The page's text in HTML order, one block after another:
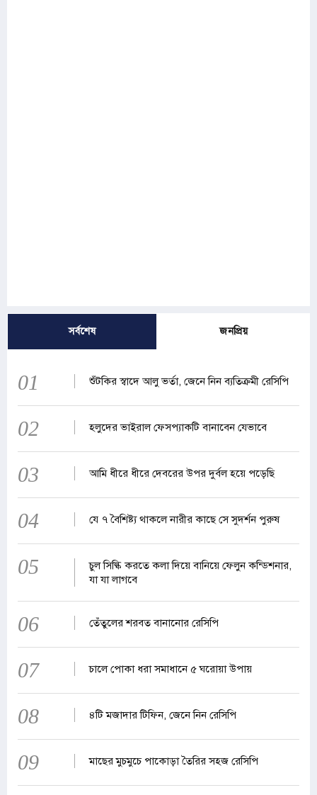
সর্বশেষ জনপ্রিয়
01 শুঁটকির স্বাদে আলু ভর্তা, জেনে নিন ব্যতিক্রমী রেসিপি
02 হলুদের ভাইরাল ফেসপ্যাকটি বানাবেন যেভাবে
03 আমি ধীরে ধীরে দেবরের উপর দুর্বল হয়ে পড়েছি
04 যে ৭ বৈশিষ্ট্য থাকলে নারীর কাছে সে সুদর্শন পুরুষ
05
চুল সিল্কি করতে কলা দিয়ে বানিয়ে ফেলুন কন্ডিশনার,
যা যা লাগবে
06 তেঁতুলের শরবত বানানোর রেসিপি
07 চালে পোকা ধরা সমাধানে ৫ ঘরোয়া উপায়
08 ৪টি মজাদার টিফিন, জেনে নিন রেসিপি
09 মাছের মুচমুচে পাকোড়া তৈরির সহজ রেসিপি